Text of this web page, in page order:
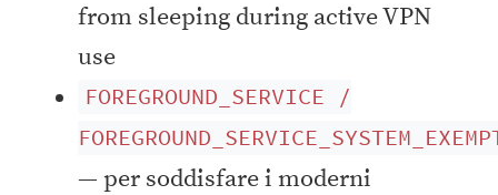
from sleeping during active VPN
use
FOREGROUND_SERVICE /
— per soddisfare i moderni